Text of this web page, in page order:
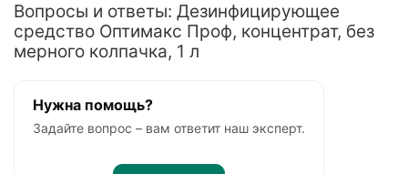
Вопросы и ответы: Дезинфицирующее
средство Оптимакс Проф, концентрат, без
мерного колпачка, 1 л
Нужна помощь?
Задайте вопрос – вам ответит наш эксперт.